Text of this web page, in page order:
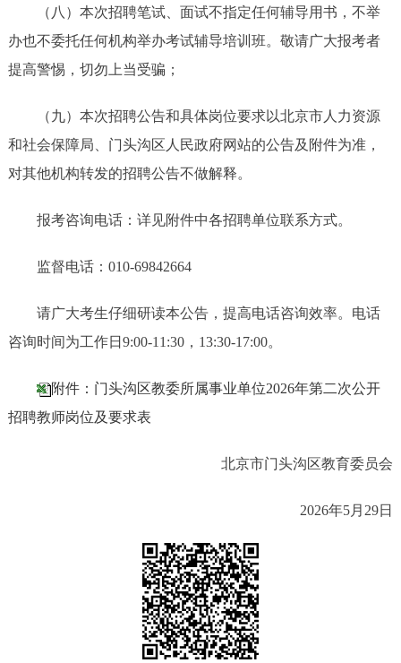
（八）本次招聘笔试、面试不指定任何辅导用书，不举
办也不委托任何机构举办考试辅导培训班。敬请广大报考者
提高警惕，切勿上当受骗；
（九）本次招聘公告和具体岗位要求以北京市人力资源
和社会保障局、门头沟区人民政府网站的公告及附件为准，
对其他机构转发的招聘公告不做解释。
报考咨询电话：详见附件中各招聘单位联系方式。
监督电话：010-69842664
请广大考生仔细研读本公告，提高电话咨询效率。电话
咨询时间为工作日9:00-11:30，13:30-17:00。
附件：门头沟区教委所属事业单位2026年第二次公开
招聘教师岗位及要求表
北京市门头沟区教育委员会
2026年5月29日